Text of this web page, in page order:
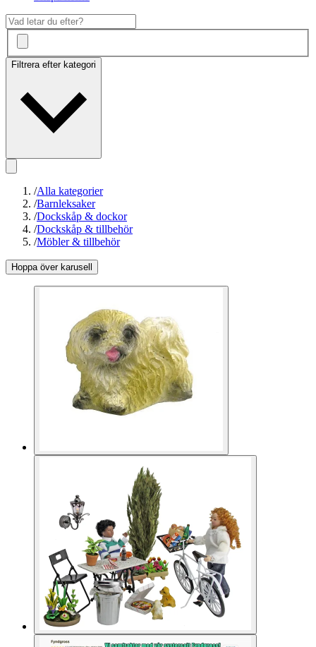
Filtrera efter kategori
/Alla kategorier
/Barnleksaker
/Dockskåp & dockor
/Dockskåp & tillbehör
/Möbler & tillbehör
Hoppa över karusell